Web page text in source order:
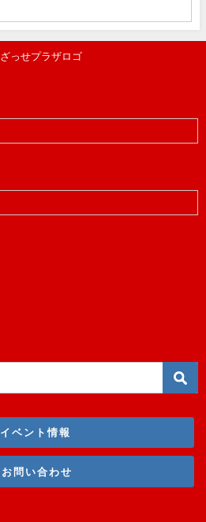
イベント情報
お問い合わせ